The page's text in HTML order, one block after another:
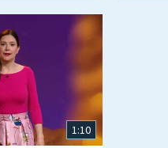
1:10